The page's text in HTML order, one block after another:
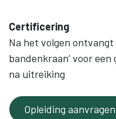
Certificering
Na het volgen
bandenkraan’ voor
na uitreiking
Opleiding aanvragen